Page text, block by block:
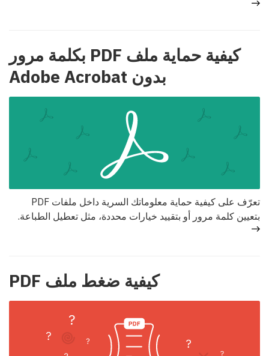
كيفية حماية ملف PDF بكلمة مرور
بدون Adobe Acrobat
تعرّف على كيفية حماية معلوماتك السرية داخل ملفات PDF
بتعيين كلمة مرور أو بتقييد خيارات محددة، مثل تعطيل الطباعة.
كيفية ضغط ملف PDF